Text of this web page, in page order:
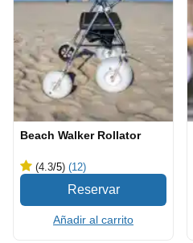
Beach Walker Rollator
(4.3/5) (12)
Añadir al carrito